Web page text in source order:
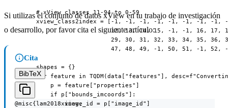
      # xView classes 11-94 to 0-59
xview_class2index = [-1, -1, -1, -1, -1, -1, -1, -1,
12, 13, 14, 15, -1, -1, 16, 17,
29, 30, 31, 32, 33, 34, 35, 36,
47, 48, 49, -1, 50, 51, -1, 52,
      shapes = {}
for feature in TQDM(data["features"],
          p = feature["properties"]
          if p["bounds_imcoords"]:
              image_id = p["image_id"]
Si utilizas el conjunto de datos xView en tu trabajo de investigación
o desarrollo, por favor cita el siguiente artículo:
Cita
BibTeX
@misc{lam2018xview,